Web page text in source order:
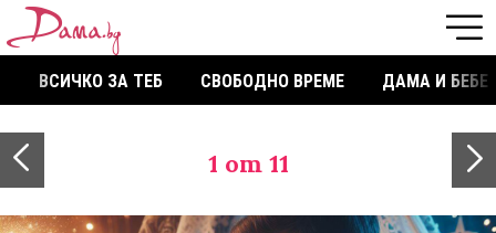
ВСИЧКО ЗА ТЕБ СВОБОДНО ВРЕМЕ ДАМА И БЕБЕ
1 от 11